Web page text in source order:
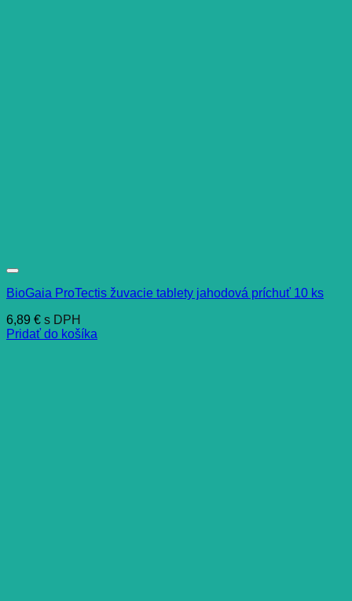
BioGaia ProTectis žuvacie tablety jahodová príchuť 10 ks
6,89 € s DPH
Pridať do košíka